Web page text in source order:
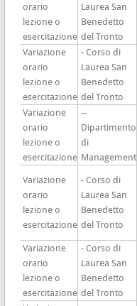
orario
lezione o
esercitazione
Laurea San
Benedetto
del Tronto
Variazione
orario
lezione o
esercitazione
- Corso di
Laurea San
Benedetto
del Tronto
Variazione
orario
lezione o
esercitazione
--
Dipartimento
di
Management
Variazione
orario
lezione o
esercitazione
- Corso di
Laurea San
Benedetto
del Tronto
Variazione
orario
lezione o
esercitazione
- Corso di
Laurea San
Benedetto
del Tronto